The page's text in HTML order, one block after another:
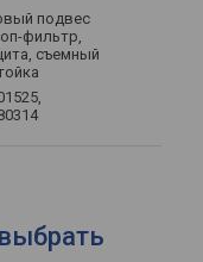
подвес
фильтр,
съемный